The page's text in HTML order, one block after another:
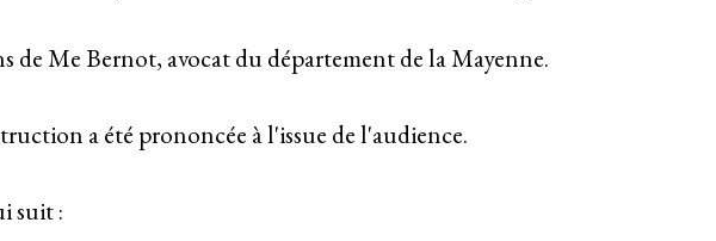
de Me Bernot, avocat du département de la Mayenne.
a été prononcée à l'issue de l'audience.
suit :